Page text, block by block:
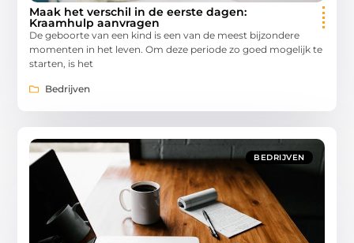
Maak het verschil in de eerste dagen:
Kraamhulp aanvragen
De geboorte van een kind is een van de meest bijzondere
momenten in het leven. Om deze periode zo goed mogelijk te
starten, is het
Bedrijven
BEDRIJVEN